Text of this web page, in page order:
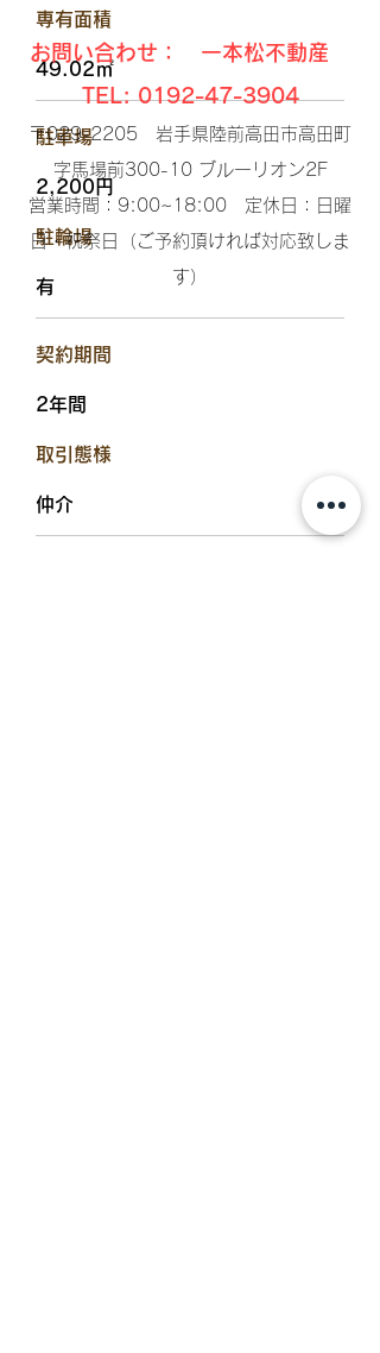
​専有面積
49.02㎡
駐車場
2,200円
​駐輪場
有
​契約期間
2年間
​取引態様
仲介
お問い合わせ： 一本松不動産
TEL:0192-47-3904
〒029-2205 岩手県陸前高田市高田町
字馬場前300-10 ブルーリオン2F​
営業時間：9:00~18:00 定休日：日曜
日・祝祭日（ご予約頂ければ対応致しま
す）​